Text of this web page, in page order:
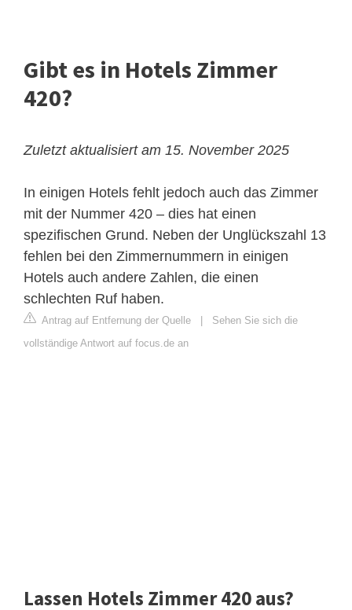
Gibt es in Hotels Zimmer
420?
Zuletzt aktualisiert am 15. November 2025
In einigen Hotels fehlt jedoch auch das Zimmer
mit der Nummer 420 – dies hat einen
spezifischen Grund. Neben der Unglückszahl 13
fehlen bei den Zimmernummern in einigen
Hotels auch andere Zahlen, die einen
schlechten Ruf haben.
Antrag auf Entfernung der Quelle
Sehen Sie sich die
vollständige Antwort auf focus.de an
Lassen Hotels Zimmer 420 aus?